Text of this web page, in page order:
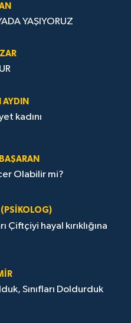
YAŞIYORUZ
AYDIN
kadını
Olabilir mi?
Çiftçiyi hayal kırıklığına
Sınıfları Doldurduk